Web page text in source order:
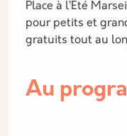
Place à l’Été
pour petits et
gratuits tout au
Au